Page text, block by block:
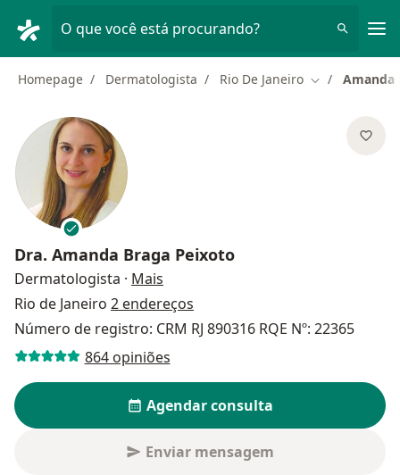
O que você está procurando?
Homepage Dermatologista Rio De Janeiro Mudar deAmanda
Dra. Amanda Braga Peixoto
Dermatologista · Mais
Rio de Janeiro 2 endereços
Número de registro: CRM RJ 890316 RQE Nº: 22365
864 opiniões
Agendar consulta
Enviar mensagem